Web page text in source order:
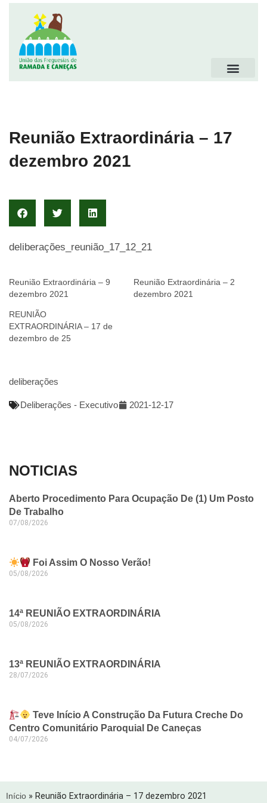
Reunião Extraordinária – 17
dezembro 2021
deliberações_reunião_17_12_21
Reunião Extraordinária – 9
dezembro 2021
Reunião Extraordinária – 2
dezembro 2021
REUNIÃO
EXTRAORDINÁRIA – 17 de
dezembro de 25
deliberações
Deliberações - Executivo 2021-12-17
NOTICIAS
Aberto Procedimento Para Ocupação De (1) Um Posto
De Trabalho
07/08/2026
Foi Assim O Nosso Verão!
05/08/2026
14ª REUNIÃO EXTRAORDINÁRIA
05/08/2026
13ª REUNIÃO EXTRAORDINÁRIA
28/07/2026
Teve Início A Construção Da Futura Creche Do
Centro Comunitário Paroquial De Caneças
04/07/2026
Início » Reunião Extraordinária – 17 dezembro 2021